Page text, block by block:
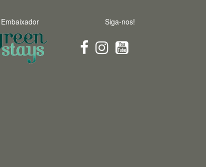
Embaixador Siga-nos!